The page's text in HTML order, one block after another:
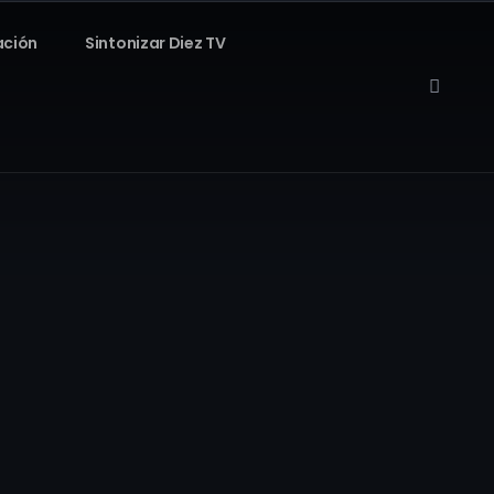
Sintonizar Diez TV